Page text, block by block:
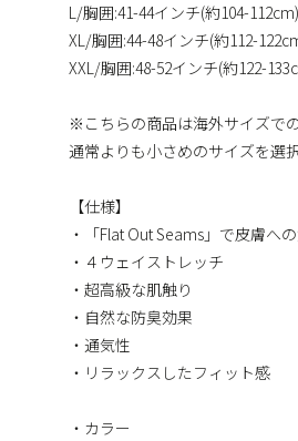
L/胸囲:41-44インチ(約104-112cm)
XL/胸囲:44-48インチ(約112-
XXL/胸囲:48-52インチ(約122-
※こちらの商品は海外サイズで
通常よりも小さめのサイズを選
【仕様】
・「Flat Out Seams」で皮膚へ
・４ウェイストレッチ
・超高級な肌触り
・自然な防臭効果
・通気性
・リラックスしたフィット感
・カラー